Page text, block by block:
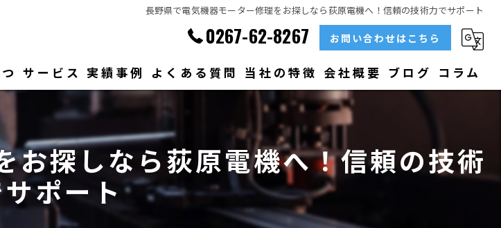
長野県で電気機器モーター修理をお探しなら荻原電機へ！信頼の技術力でサポート
0267-62-8267 お問い合わせはこちら
サービス 実績事例 よくある質問 当社の特徴
ベアリング
大型
メンテナンス
会社概要 ブログ コラム
お探しなら荻原電機へ！信頼の技術
ポート